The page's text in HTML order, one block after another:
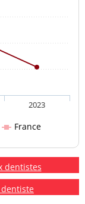
France
2023
dentistes